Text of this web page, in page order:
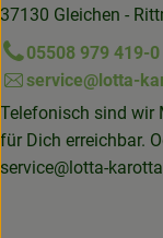
37130 Gleichen -
05508 979 419-0
service@lotta-
Telefonisch sind wir
für Dich erreichbar.
service@lotta-